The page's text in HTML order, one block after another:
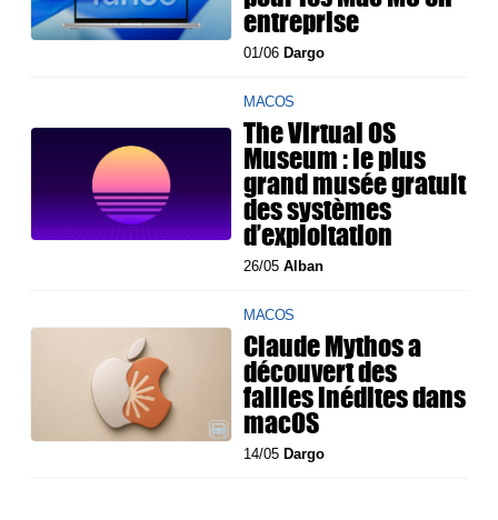
entreprise
01/06 Dargo
MACOS
The Virtual OS
Museum : le plus
grand musée gratuit
des systèmes
d’exploitation
26/05Alban
MACOS
Claude Mythos a
découvert des
failles inédites dans
macOS
14/05 Dargo